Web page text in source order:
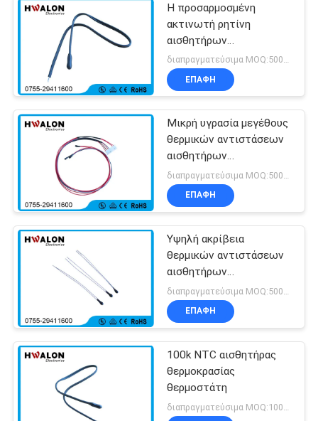
Η προσαρμοσμένη
ακτινωτή ρητίνη
αισθητήρων
θερμοκρασίας ελέγχων
μεγέθους NTC έντυσε
την υψηλή σταθερότητα
διαπραγματεύσιμα MOQ:5000pcs
ΕΠΑΦΉ
Μικρή υγρασία μεγέθους
θερμικών αντιστάσεων
αισθητήρων
θερμοκρασίας θερμικών
αντιστάσεων MF52 NTC
ανθεκτική
διαπραγματεύσιμα MOQ:5000pcs
ΕΠΑΦΉ
Υψηλή ακρίβεια
θερμικών αντιστάσεων
αισθητήρων
θερμοκρασίας Ntc 12k
1% για την κουζίνα
επαγωγής
ΕΠΑΦΉ
100k NTC αισθητήρας
θερμοκρασίας
θερμοστάτη